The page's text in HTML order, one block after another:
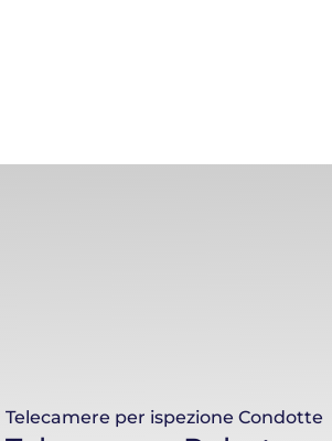
Telecamere per ispezione Condotte